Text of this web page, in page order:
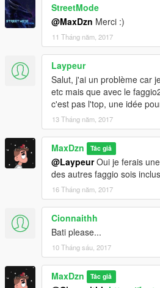
StreetMode
@MaxDzn Merci :)
11 Tháng năm, 2017
Laypeur
Salut, j'ai un problème car
etc mais que avec le
c'est pas l'top, une idée
13 Tháng năm, 2017
MaxDzn Tác giả
@LaypeurOui je ferais
des autres faggio sois
16 Tháng năm, 2017
Cionnaithh
Bati please...
10 Tháng sáu, 2017
MaxDzn Tác giả